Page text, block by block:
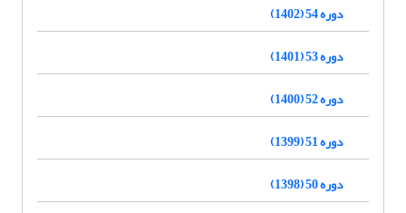
دوره 54 (1402)
دوره 53 (1401)
دوره 52 (1400)
دوره 51 (1399)
دوره 50 (1398)